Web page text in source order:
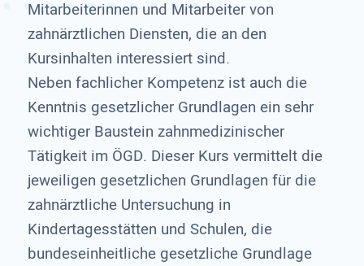
Mitarbeiterinnen und Mitarbeiter von
zahnärztlichen Diensten, die an den
Kursinhalten interessiert sind.
Neben fachlicher Kompetenz ist auch die
Kenntnis gesetzlicher Grundlagen ein sehr
wichtiger Baustein zahnmedizinischer
Tätigkeit im ÖGD. Dieser Kurs vermittelt die
jeweiligen gesetzlichen Grundlagen für die
zahnärztliche Untersuchung in
Kindertagesstätten und Schulen, die
bundeseinheitliche gesetzliche Grundlage